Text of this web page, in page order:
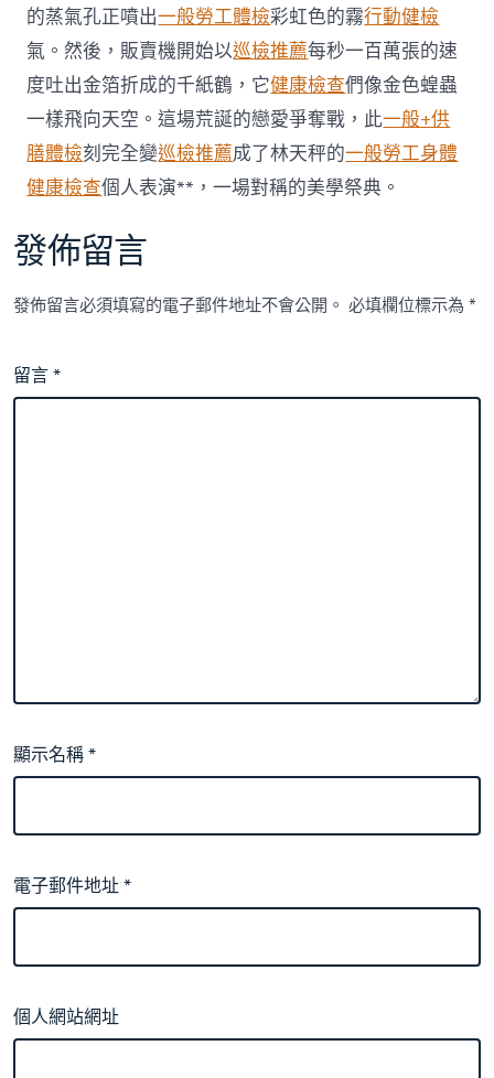
的蒸氣孔正噴出一般勞工體檢彩虹色的霧行動健檢
氣。然後，販賣機開始以巡檢推薦每秒一百萬張的速
度吐出金箔折成的千紙鶴，它健康檢查們像金色蝗蟲
一樣飛向天空。這場荒誕的戀愛爭奪戰，此一般+供
膳體檢刻完全變巡檢推薦成了林天秤的一般勞工身體
健康檢查個人表演**，一場對稱的美學祭典。
發佈留言
發佈留言必須填寫的電子郵件地址不會公開。 必填欄位標示為*
留言*
顯示名稱*
電子郵件地址*
個人網站網址